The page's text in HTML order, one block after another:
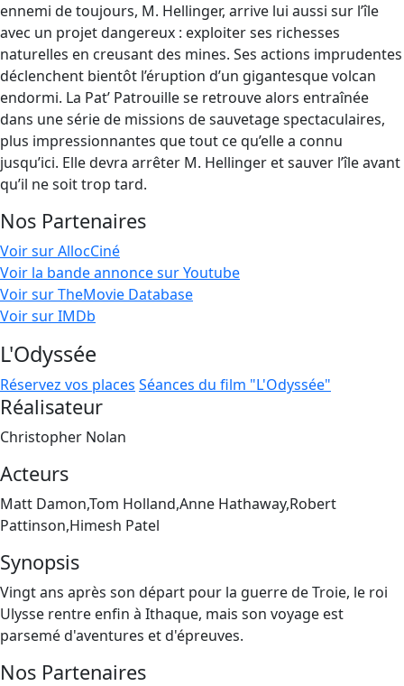
ennemi de toujours, M. Hellinger, arrive lui aussi sur l’île
avec un projet dangereux : exploiter ses richesses
naturelles en creusant des mines. Ses actions imprudentes
déclenchent bientôt l’éruption d’un gigantesque volcan
endormi. La Pat’ Patrouille se retrouve alors entraînée
dans une série de missions de sauvetage spectaculaires,
plus impressionnantes que tout ce qu’elle a connu
jusqu’ici. Elle devra arrêter M. Hellinger et sauver l’île avant
qu’il ne soit trop tard.
Nos Partenaires
Voir sur AllocCiné
Voir la bande annonce sur Youtube
Voir sur TheMovie Database
Voir sur IMDb
L'Odyssée
Réservez vos places Séances du film "L'Odyssée"
Réalisateur
Christopher Nolan
Acteurs
Matt Damon,Tom Holland,Anne Hathaway,Robert
Pattinson,Himesh Patel
Synopsis
Vingt ans après son départ pour la guerre de Troie, le roi
Ulysse rentre enfin à Ithaque, mais son voyage est
parsemé d'aventures et d'épreuves.
Nos Partenaires